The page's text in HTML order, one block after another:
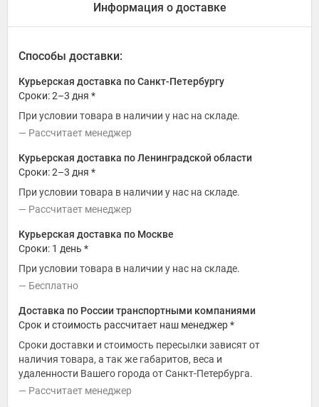
Информация о доставке
Способы доставки:
Курьерская доставка по Санкт-Петербургу
Сроки: 2–3 дня *
При условии товара в наличии у нас на складе.
Рассчитает менеджер
Курьерская доставка по Ленинградской области
Сроки: 2–3 дня *
При условии товара в наличии у нас на складе.
Рассчитает менеджер
Курьерская доставка по Москве
Сроки: 1 день *
При условии товара в наличии у нас на складе.
Бесплатно
Доставка по России транспортными компаниями
Срок и стоимость рассчитает наш менеджер *
Сроки доставки и стоимость пересылки зависят от
наличия товара, а так же габаритов, веса и
удаленности Вашего города от Санкт-Петербурга.
Рассчитает менеджер